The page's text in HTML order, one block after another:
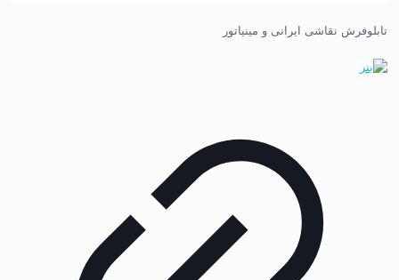
تابلوفرش نقاشی ایرانی و مینیاتور